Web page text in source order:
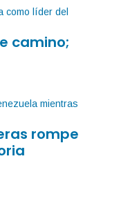
camino;
rompe